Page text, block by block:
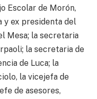
Escolar de Morón,
y ex presidenta del
Mesa; la secretaria
la secretaria de
de Luca; la
la vicejefa de
de asesores,